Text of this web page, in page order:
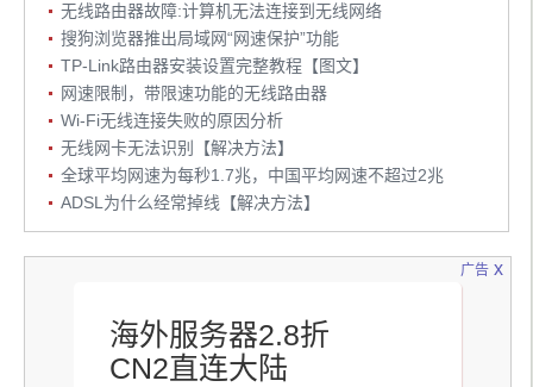
无线路由器故障:计算机无法连接到无线网络
搜狗浏览器推出局域网“网速保护”功能
TP-Link路由器安装设置完整教程【图文】
网速限制，带限速功能的无线路由器
Wi-Fi无线连接失败的原因分析
无线网卡无法识别【解决方法】
全球平均网速为每秒1.7兆，中国平均网速不超过2兆
ADSL为什么经常掉线【解决方法】
广告
海外服务器2.8折
CN2直连大陆
x